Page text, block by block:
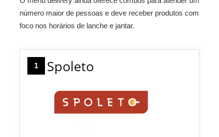
número maior de pessoas e deve receber produtos com
foco nos horários de lanche e jantar.
1 Spoleto